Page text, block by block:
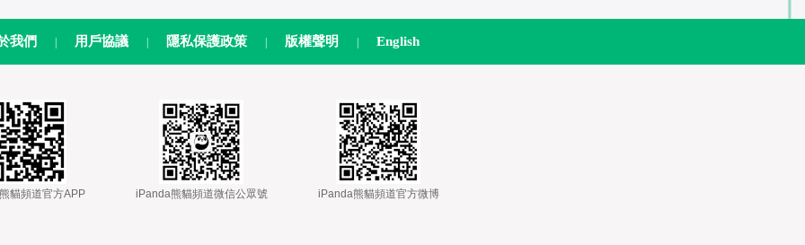
我們 用戶協議 隱私保護政策 版權聲明 English
貓頻道官方APP iPanda熊貓頻道微信公眾號 iPanda熊貓頻道官方微博